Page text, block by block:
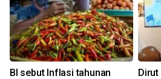
BI sebut Inflasi tahunan Dirut